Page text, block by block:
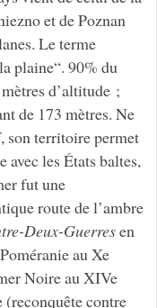
et de Poznan
Le terme
plaine“. 90% du
d’altitude ;
de 173 mètres. Ne
son territoire permet
les États baltes,
fut une
route de l’ambre
Deux-Guerresen
au Xe
Noire au XIVe
(reconquête contre